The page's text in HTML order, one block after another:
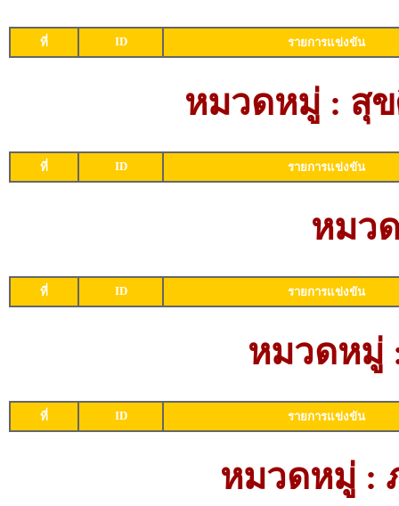
ที่ ID รายการแข่งขัน
หมวดหมู่ : สุ
ที่ ID รายการแข่งขัน
หมว
ที่ ID รายการแข่งขัน
หมวดหมู่
ที่ ID รายการแข่งขัน
หมวดหมู่ :